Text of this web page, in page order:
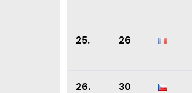
25. 26
26. 30